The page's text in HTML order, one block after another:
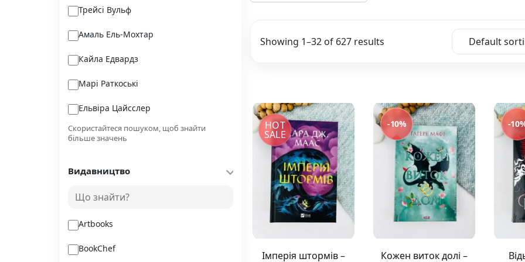
Книги для дорослих
Поезія та драматургія
Романи
Детективи
Фантастика та фентезі
Жахи та трилери
Саморозвиток, мотивація, філософія
Бізнес Менеджмент Фінанси
Історія Наука Політологія
Батьківство та виховання
Книги про Україну
Духовна література
Showing 1–32 of 627 results Default
HOT
SALE
Імперія штормів –
-10%
Кожен виток долі –
-
Трейсі Вульф
Амаль Ель-Мохтар
Кайла Едвардз
Марі Раткоські
Ельвіра Цайсслер
Сюзанна Кларк
Емі Кауфман
Скористайтеся пошуком, щоб знайти
більше значень
Видавництво
Artbooks
BookChef